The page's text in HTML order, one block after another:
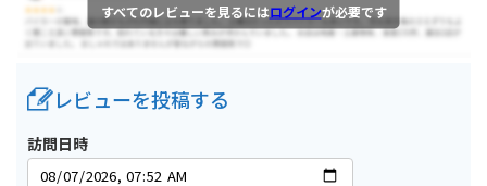
すべてのレビューを見るにはログインが必要です
レビューを投稿する
訪問日時